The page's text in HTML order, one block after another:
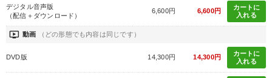
デジタル音声版
（配信＋ダウンロード）
6,600円 6,600円
カートに
入れる
ondemand_video 動画 （どの形態でも内容は同じです）
DVD版 14,300円 14,300円
カートに
入れる